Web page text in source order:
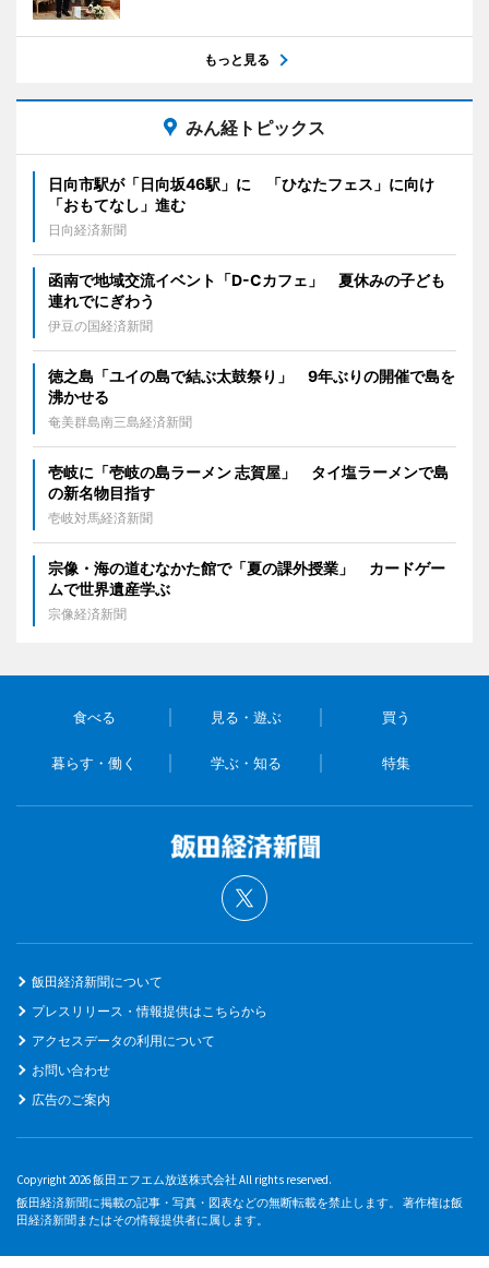
もっと見る
みん経トピックス
日向市駅が「日向坂46駅」に 「ひなたフェス」に向け
「おもてなし」進む
日向経済新聞
函南で地域交流イベント「D-Cカフェ」 夏休みの子ども
連れでにぎわう
伊豆の国経済新聞
徳之島「ユイの島で結ぶ太鼓祭り」 9年ぶりの開催で島を
沸かせる
奄美群島南三島経済新聞
壱岐に「壱岐の島ラーメン 志賀屋」 タイ塩ラーメンで島
の新名物目指す
壱岐対馬経済新聞
宗像・海の道むなかた館で「夏の課外授業」 カードゲー
ムで世界遺産学ぶ
宗像経済新聞
食べる 見る・遊ぶ 買う
暮らす・働く 学ぶ・知る 特集
飯田経済新聞について
プレスリリース・情報提供はこちらから
アクセスデータの利用について
お問い合わせ
広告のご案内
Copyright 2026 飯田エフエム放送株式会社 All rights reserved.
飯田経済新聞に掲載の記事・写真・図表などの無断転載を禁止します。 著作権は飯
田経済新聞またはその情報提供者に属します。